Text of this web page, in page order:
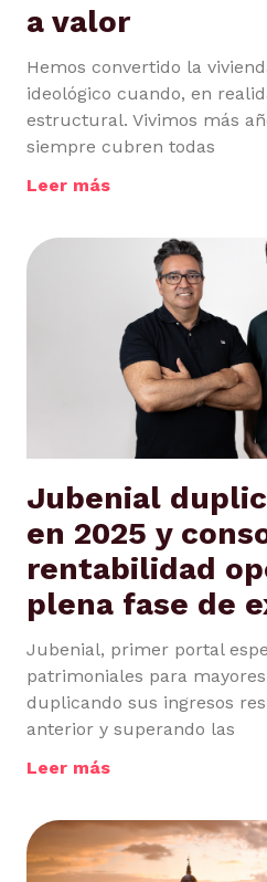
a valor
Hemos convertido la
ideológico cuando, en
estructural. Vivimos más
siempre cubren todas
Leer más
Jubenial
en 2025 y
rentabilidad
plena fase de
Jubenial, primer portal
patrimoniales para
duplicando sus ingresos
anterior y superando las
Leer más